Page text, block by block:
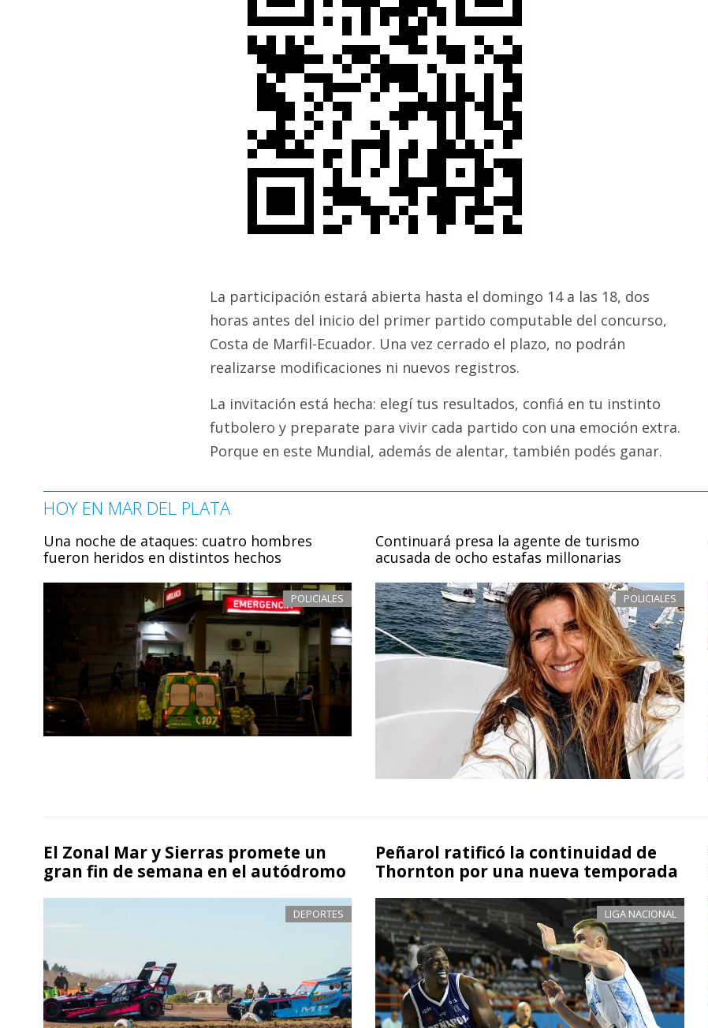
La participación estará abierta hasta el domingo 14 a las 18, dos
horas antes del inicio del primer partido computable del concurso,
Costa de Marfil-Ecuador. Una vez cerrado el plazo, no podrán
realizarse modificaciones ni nuevos registros.
La invitación está hecha: elegí tus resultados, confiá en tu instinto
futbolero y preparate para vivir cada partido con una emoción extra.
Porque en este Mundial, además de alentar, también podés ganar.
HOY EN MAR DEL PLATA
Una noche de ataques: cuatro hombres
fueron heridos en distintos hechos
POLICIALES
Continuará presa la agente de turismo
acusada de ocho estafas millonarias
POLICIALES
El Zonal Mar y Sierras promete un
gran fin de semana en el autódromo
DEPORTES
Peñarol ratificó la continuidad de
Thornton por una nueva temporada
LIGA NACIONAL